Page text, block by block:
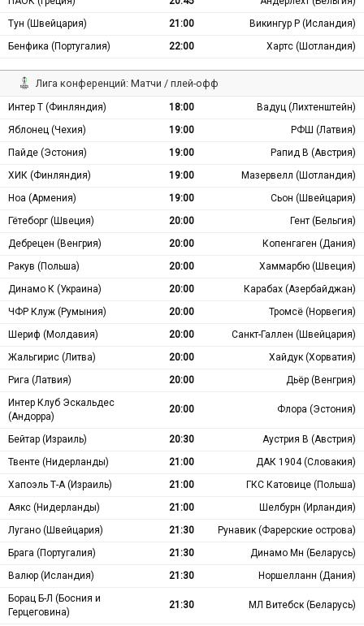
Тун (Швейцария)
21:00
Викингур Р (Исландия)
Бенфика (Португалия)
22:00 Хартс (Шотландия)
Лига конференций: Матчи / плей-офф
Интер Т (Финляндия) 18:00
Вадуц (Лихтенштейн)
Яблонец (Чехия)
19:00
РФШ (Латвия)
Пайде (Эстония)
19:00
Рапид В (Австрия)
ХИК (Финляндия)
19:00
Мазервелл (Шотландия)
Ноа (Армения)
19:00
Сьон (Швейцария)
Гётеборг (Швеция)
20:00
Гент (Бельгия)
Дебрецен (Венгрия)
20:00
Копенгаген (Дания)
Ракув (Польша)
20:00
Хаммарбю (Швеция)
Динамо К (Украина)
20:00
Карабах (Азербайджан)
ЧФР Клуж (Румыния)
20:00
Тромсё (Норвегия)
Шериф (Молдавия)
20:00
Санкт-Галлен (Швейцария)
Жальгирис (Литва)
20:00
Хайдук (Хорватия)
Рига (Латвия)
20:00
Дьёр (Венгрия)
Интер Клуб Эскальдес
(Андорра)
20:00 Флора (Эстония)
Бейтар (Израиль) 20:30
Аустрия В (Австрия)
Твенте (Нидерланды)
21:00
ДАК 1904 (Словакия)
Хапоэль Т-А (Израиль)
21:00
ГКС Катовице (Польша)
Аякс (Нидерланды)
21:00
Шелбурн (Ирландия)
Лугано (Швейцария)
21:30
Рунавик (Фарерские острова)
Брага (Португалия)
21:30
Динамо Мн (Беларусь)
Валюр (Исландия)
21:30
Норшелланн (Дания)
Борац Б-Л (Босния и
Герцеговина)
21:30 МЛ Витебск (Беларусь)